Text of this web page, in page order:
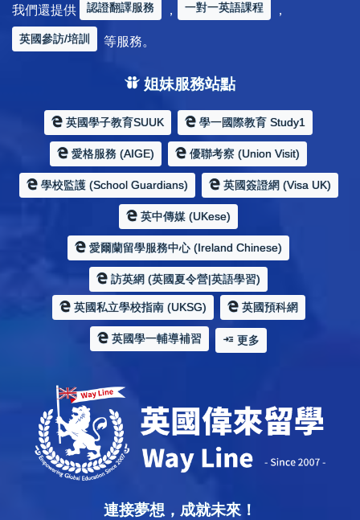
我們還提供 認證翻譯服務 ， 一對一英語課程 ，
英國參訪/培訓 等服務。
姐妹服務站點
英國學子教育SUUK 學一國際教育 Study1
愛格服務 (AIGE) 優聯考察 (Union Visit)
學校監護 (School Guardians) 英國簽證網 (Visa UK)
英中傳媒 (UKese)
愛爾蘭留學服務中心 (Ireland Chinese)
訪英網 (英國夏令營|英語學習)
英國私立學校指南 (UKSG) 英國預科網
英國學一輔導補習 更多
連接夢想，成就未來！